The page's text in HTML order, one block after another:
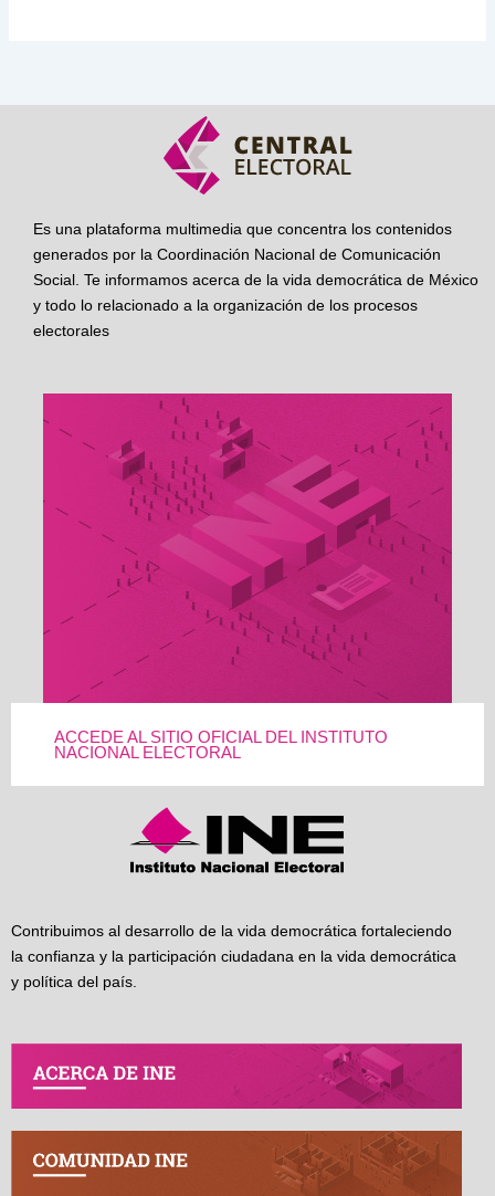
Es una plataforma multimedia que concentra los contenidos
generados por la Coordinación Nacional de Comunicación
Social. Te informamos acerca de la vida democrática de México
y todo lo relacionado a la organización de los procesos
electorales
ACCEDE AL SITIO OFICIAL DEL INSTITUTO
NACIONAL ELECTORAL
Contribuimos al desarrollo de la vida democrática fortaleciendo
la confianza y la participación ciudadana en la vida democrática
y política del país.